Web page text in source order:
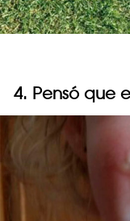
4. Pensó que